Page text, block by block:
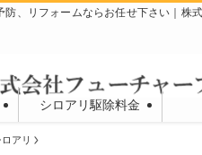
防、リフォームならお任せ下さい｜株
シロアリ駆除料金
ロアリ